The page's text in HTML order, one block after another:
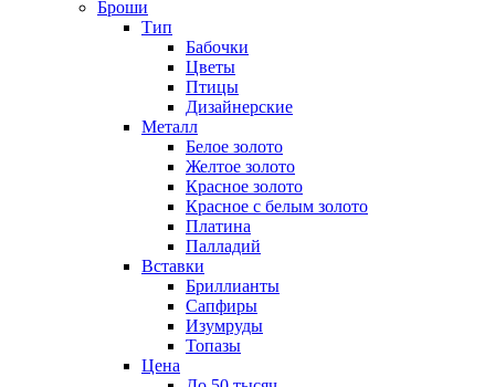
Броши
Тип
Бабочки
Цветы
Птицы
Дизайнерские
Металл
Белое золото
Желтое золото
Красное золото
Красное с белым золото
Платина
Палладий
Вставки
Бриллианты
Сапфиры
Изумруды
Топазы
Цена